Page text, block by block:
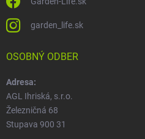
garden_life.sk
OSOBNÝ ODBER
Adresa:
AGL Ihriská, s.r.o.
Železničná 68
Stupava 900 31